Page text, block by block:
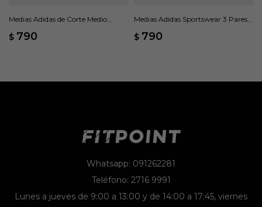
Medias Adidas de Corte Medio
$ 790
Medias Adidas Sportswear 3 Pares -
$ 790
Whatsapp: 091262281
Teléfono: 2716 9991
Lunes a jueves de 9:00 a 13:00 y de 14:00 a 17:45, viernes